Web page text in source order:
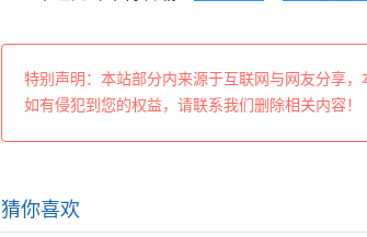
特别声明：本站部分内来源于互联网与网友分享
如有侵犯到您的权益，请联系我们删除相关内容！
猜你喜欢